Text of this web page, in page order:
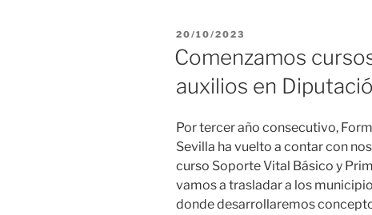
PUBLICADO
20/10/2023
Comenzamos
auxilios en
Por tercer año consecutivo,
Sevilla ha vuelto a contar con
curso Soporte Vital Básico y
vamos a trasladar a los
donde desarrollaremos